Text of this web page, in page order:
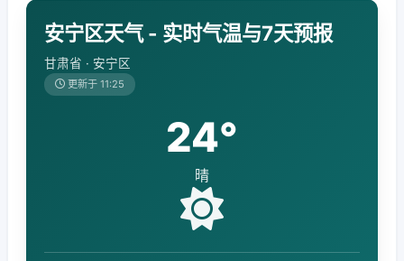
安宁区天气 - 实时气温与7天预报
甘肃省 · 安宁区
更新于 11:25
24°
晴